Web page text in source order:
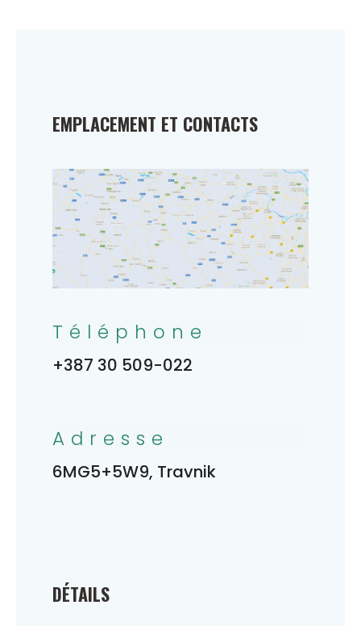
DÉTAILS
EMPLACEMENT ET CONTACTS
Téléphone
+387 30 509-022
Adresse
6MG5+5W9, Travnik